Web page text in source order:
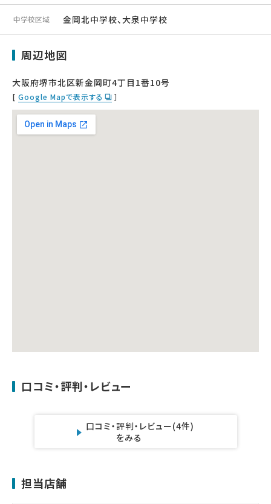
中学校区域 金岡北中学校、大泉中学校
周辺地図
大阪府堺市北区新金岡町4丁目1番10号
[ Google Mapで表示する ］
口コミ・評判・レビュー
口コミ・評判・レビュー
をみる
(4件)
担当店舗